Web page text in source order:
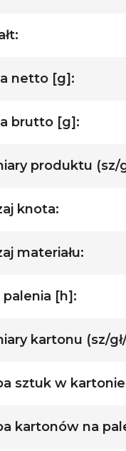
netto [g]:
brutto [g]:
produktu (sz/
knota:
materiału:
palenia [h]:
kartonu (sz/
sztuk w
kartonów na